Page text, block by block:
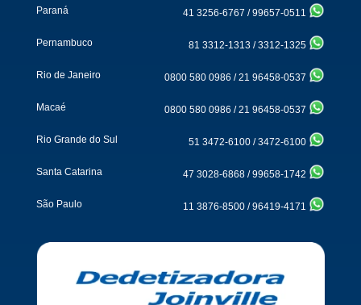
Paraná 41 3256-6767 /99657-0511
Pernambuco 81 3312-1313 /3312-1325
Rio de Janeiro 0800 580 0986 /21 96458-0537
Macaé 0800 580 0986 /21 96458-0537
Rio Grande do Sul 51 3472-6100 /3472-6100
Santa Catarina 47 3028-6868 /99658-1742
São Paulo 11 3876-8500 /96419-4171